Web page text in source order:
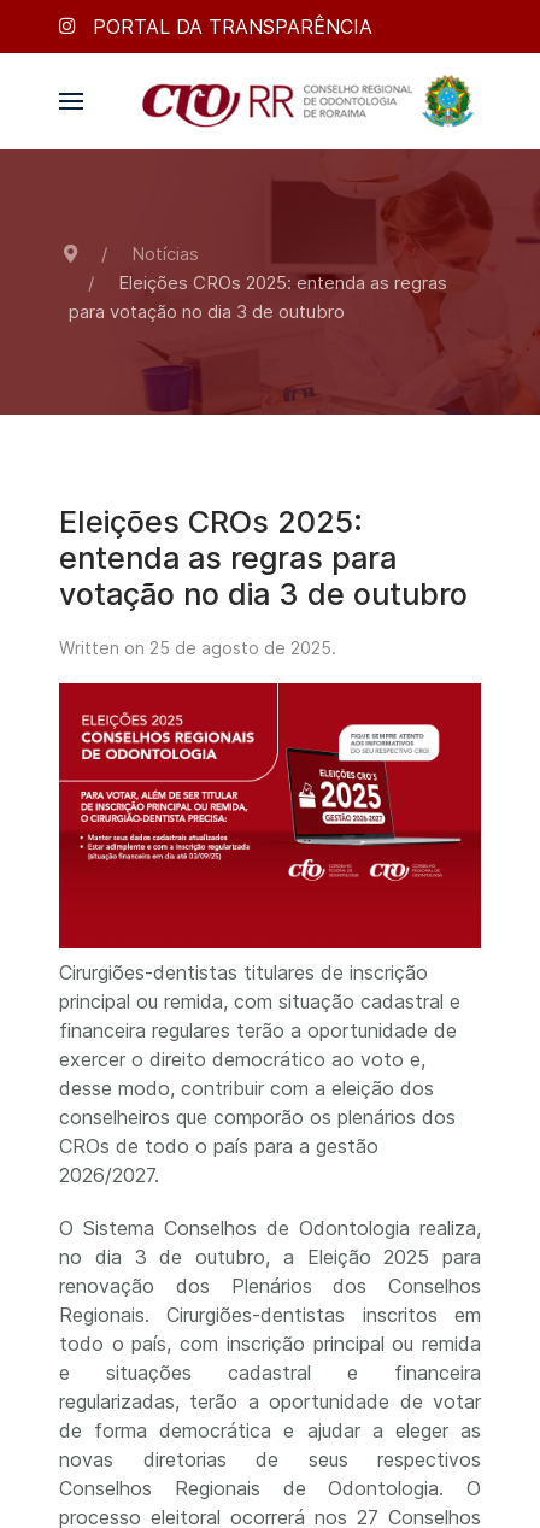
PORTAL DA TRANSPARÊNCIA
Notícias
Eleições CROs 2025: entenda as regras
para votação no dia 3 de outubro
Eleições CROs 2025:
entenda as regras para
votação no dia 3 de outubro
Written on 25 de agosto de 2025.
Cirurgiões-dentistas titulares de inscrição
principal ou remida, com situação cadastral e
financeira regulares terão a oportunidade de
exercer o direito democrático ao voto e,
desse modo, contribuir com a eleição dos
conselheiros que comporão os plenários dos
CROs de todo o país para a gestão
2026/2027.
O Sistema Conselhos de Odontologia realiza,
no dia 3 de outubro, a Eleição 2025 para
renovação dos Plenários dos Conselhos
Regionais. Cirurgiões-dentistas inscritos em
todo o país, com inscrição principal ou remida
e situações cadastral e financeira
regularizadas, terão a oportunidade de votar
de forma democrática e ajudar a eleger as
novas diretorias de seus respectivos
Conselhos Regionais de Odontologia. O
processo eleitoral ocorrerá nos 27 Conselhos